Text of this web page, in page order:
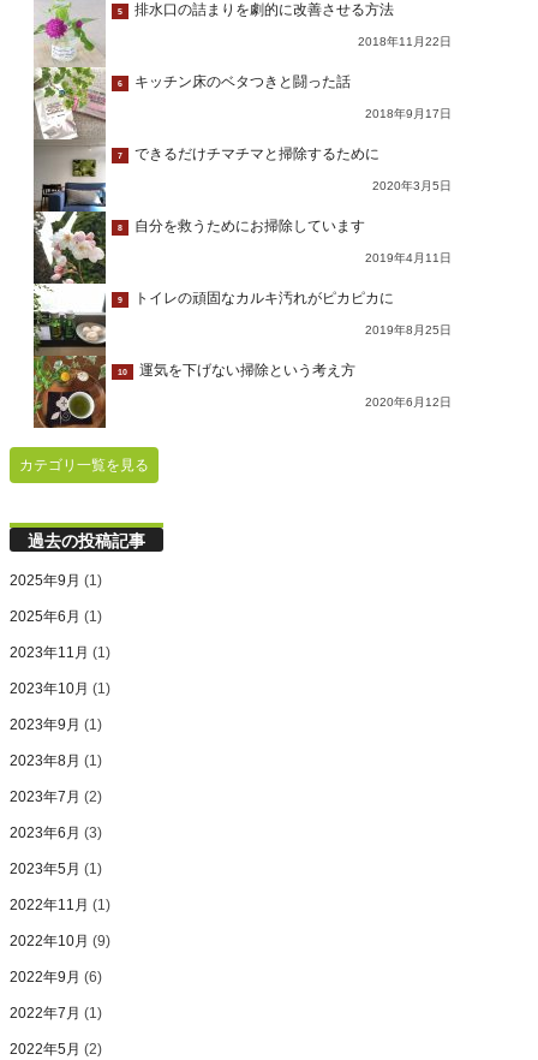
5 排水口の詰まりを劇的に改善させる方法
2018年11月22日
6 キッチン床のベタつきと闘った話
2018年9月17日
7 できるだけチマチマと掃除するために
2020年3月5日
8 自分を救うためにお掃除しています
2019年4月11日
9 トイレの頑固なカルキ汚れがピカピカに
2019年8月25日
10 運気を下げない掃除という考え方
2020年6月12日
カテゴリ一覧を見る
過去の投稿記事
2025年9月 (1)
2025年6月 (1)
2023年11月 (1)
2023年10月 (1)
2023年9月 (1)
2023年8月 (1)
2023年7月 (2)
2023年6月 (3)
2023年5月 (1)
2022年11月 (1)
2022年10月 (9)
2022年9月 (6)
2022年7月 (1)
2022年5月 (2)